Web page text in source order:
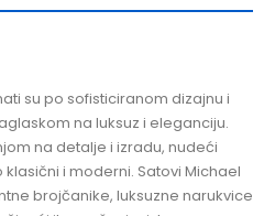
su po sofisticiranom dizajnu i
na luksuz i eleganciju.
na detalje i izradu, nudeći
i moderni. Satovi Michael
brojčanike, luksuzne narukvice